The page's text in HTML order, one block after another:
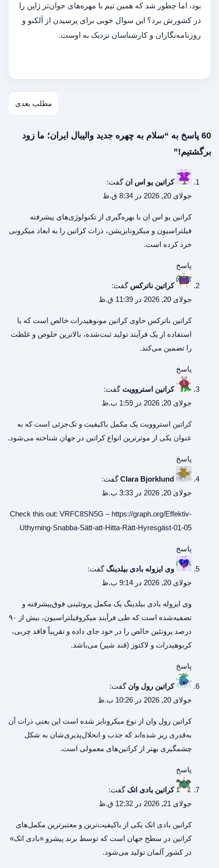
بود، اما چطور شد که همین تیم با مهره‌های جوان‌تر ژاپن را
در کشورش برد؟ این سوال خوبی برای پرسیدن از آلکنو و
روزنامه‌نگاران و کارشناسان نزدیک به اوست.
مطلب بعدی
60 پاسخ به “سلام به چهره‌ جدید والیبال ایران؛ ما زود
برگشتیم!”
کراتین یو اس ان گفت:
جولای 20, 2026 در 8:34 ق.ظ
کراتین یو اس ان با بهره‌گیری از تکنولوژی‌های پیشرفته
فیلتراسیون و میکرونایزیشن، ذرات کراتین را به ابعاد میکرونی
خرد کرده است.
پاسخ
کراتین ناترکس گفت:
جولای 20, 2026 در 11:39 ق.ظ
کراتین ناترکس حاوی کراتین مونوهیدرات خالص است که با
استفاده از یک فرآیند تولید ثبت‌شده، بالاترین خلوص و غلظت
را تضمین می‌کند.
پاسخ
کراتین استروویت گفت:
جولای 20, 2026 در 1:59 ب.ظ
کراتین استروویت یک مکمل باکیفیت و تک‌جزئی است که به
عنوان یکی از موثرترین انواع کراتین در جهان شناخته می‌شود.
پاسخ
Clara Bjorklund گفت:
جولای 20, 2026 در 3:33 ب.ظ
Check this out: VRFC8SN5G – https://graph.org/Effektiv-
Uthyrning-Snabba-Sätt-att-Hitta-Rätt-Hyresgäst-01-05
پاسخ
وی ایزوله بادی بیلدینگ گفت:
جولای 20, 2026 در 9:14 ب.ظ
وی ایزوله بادی بیلدینگ یک مکمل پروتئینی فوق‌پیشرفته و
تصفیه‌شده است که طی فرآیند میکروفیلتراسیون، بیش از ۹۰
درصد پروتئین خالص را در خود جای داده و تقریباً فاقد چربی،
کربوهیدرات و لاکتوز (قند شیر) می‌باشد.
پاسخ
کراتین رول وان گفت:
جولای 20, 2026 در 10:26 ب.ظ
کراتین رول وان از نوع میکرونایز شده است این یعنی ذرات آن
به‌قدری ریز شده‌اند که جذب و انحلال‌پذیری‌شان به شکل
چشمگیری بهتر از کراتین‌های معمولی است.
پاسخ
کراتین بادی اتک گفت:
جولای 21, 2026 در 12:32 ق.ظ
کراتین بادی اتک یکی از باکیفیت‌ترین و معتبرترین مکمل‌های
کراتین در سطح جهان است که توسط برند پیشرو «بادی اتک»
در کشور آلمان تولید می‌شود.